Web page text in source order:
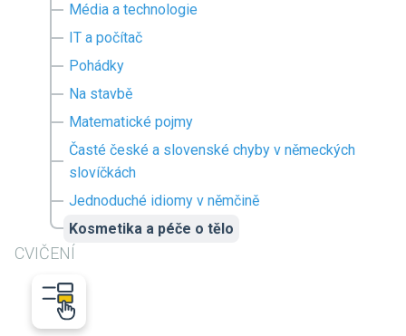
Média a technologie
IT a počítač
Pohádky
Na stavbě
Matematické pojmy
Časté české a slovenské chyby v německých
slovíčkách
Jednoduché idiomy v němčině
Kosmetika a péče o tělo
CVIČENÍ